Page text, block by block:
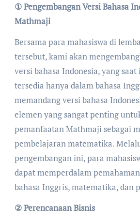
① Pengembangan Versi Bahasa
Mathmaji
Bersama para mahasiswa di
tersebut, kami akan
versi bahasa Indonesia, yang
tersedia hanya dalam bahasa
memandang versi bahasa
elemen yang sangat penting
pemanfaatan Mathmaji sebagai
pembelajaran matematika.
pengembangan ini, para
dapat memperdalam
bahasa Inggris, matematika, dan
② Perencanaan Bisnis